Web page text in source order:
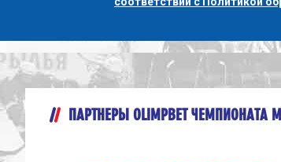
ПАРТНЕРЫ OLIMPBET ЧЕМПИОНАТА